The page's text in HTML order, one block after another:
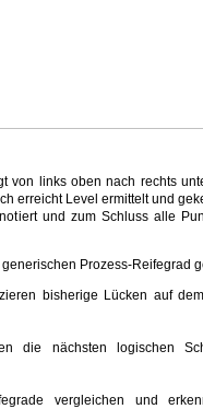
von links oben nach rechts
erreicht Level ermittelt und
und zum Schluss alle
Prozess-Reifegrad
bisherige Lücken auf
die nächsten logischen
vergleichen und